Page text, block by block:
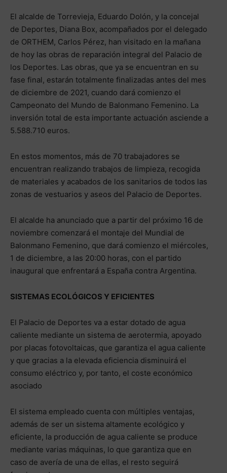
El alcalde de Torrevieja, Eduardo Dolón, y la concejal
de Deportes, Diana Box, acompañados por el delegado
de ORTHEM, Carlos Pérez, han visitado en la mañana
de hoy las obras de reparación integral del Palacio de
los Deportes. Las obras, que ya se encuentran en su
fase final, estarán totalmente finalizadas antes del mes
de diciembre de 2021, cuando dará comienzo el
Campeonato del Mundo de Balonmano Femenino. La
inversión total de esta importante actuación asciende a
5.588.710 euros.
En estos momentos, más de 70 trabajadores se
encuentran realizando trabajos de limpieza, recogida
de materiales y acabados de los sanitarios de todos las
zonas de vestuarios y aseos del Palacio de Deportes.
El alcalde ha anunciado que a partir del próximo 16 de
noviembre comenzará el montaje del Mundial de
Balonmano Femenino, que dará comienzo el miércoles,
1 de diciembre, a las 20:00 horas, con el partido
inaugural que enfrentará a España contra Argentina.
SISTEMAS ECOLÓGICOS Y EFICIENTES
El Palacio de Deportes va a estar dotado de agua
caliente mediante un sistema de aerotermia, apoyado
por placas fotovoltaicas, que garantiza el agua caliente
y que gracias a la elevada eficiencia disminuirá el
consumo eléctrico y, por tanto, el coste económico
asociado
El sistema empleado cuenta con múltiples ventajas,
además de ser un sistema altamente ecológico y
eficiente, la producción de agua caliente se produce
mediante varias máquinas, lo que garantiza que en
caso de avería de una de ellas, el resto seguirá